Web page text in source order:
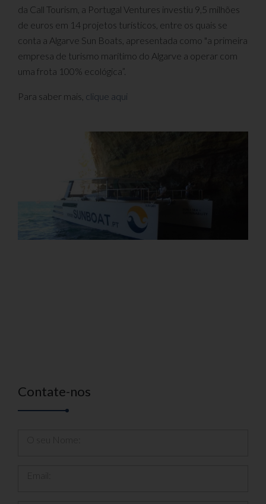
da Call Tourism, a Portugal Ventures investiu 9,5 milhões
de euros em 14 projetos turísticos, entre os quais se
conta a Algarve Sun Boats, apresentada como "a primeira
empresa de turismo marítimo do Algarve a operar com
uma frota 100% ecológica”.
Para saber mais, clique aqui
Contate-nos